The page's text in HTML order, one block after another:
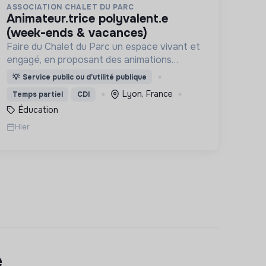
ASSOCIATION CHALET DU PARC
animateur.trice polyvalent.e
(week-ends & vacances)
Faire du Chalet du Parc un espace vivant et
engagé, en proposant des animations
culturelles et pédagogiques (ateliers, expos,
et inspirante.
💡 Service public ou d’utilité publique
Temps partiel
CDI
Lyon, France
Éducation
Hier